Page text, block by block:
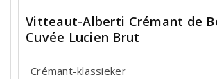
Vitteaut-Alberti Crémant de
Cuvée Lucien Brut
Crémant-klassieker